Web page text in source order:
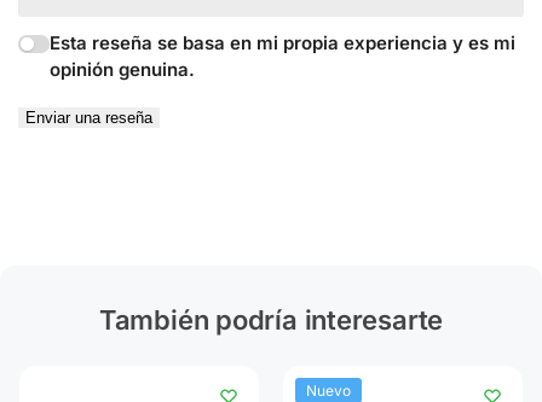
Esta reseña se basa en mi propia experiencia y es mi
opinión genuina.
Enviar una reseña
También podría interesarte
Nuevo